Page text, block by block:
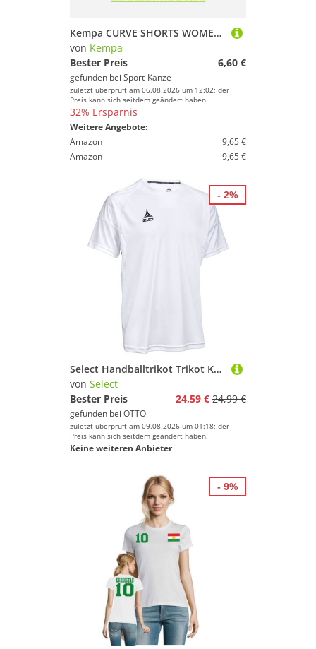
Kempa CURVE SHORTS WOMEN 200306809 deep blau/fluo gelb Gr. XXL
von Kempa
Bester Preis
6,60 €
gefunden bei Sport-Kanze
zuletzt überprüft am 06.08.2026 um 12:02; der
Preis kann sich seitdem geändert haben.
32% Ersparnis
Weitere Angebote:
Amazon
9,65 €
Amazon
9,65 €
Select Handballtrikot Trikot Kurzarm Spain V25
von Select
Bester Preis
24,59 € 24,99 €
gefunden bei OTTO
zuletzt überprüft am 09.08.2026 um 01:18; der
Preis kann sich seitdem geändert haben.
Keine weiteren Anbieter
- 2%
- 9%